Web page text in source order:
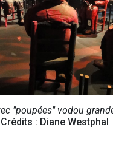
"poupées" vodou
Crédits : Diane Westphal